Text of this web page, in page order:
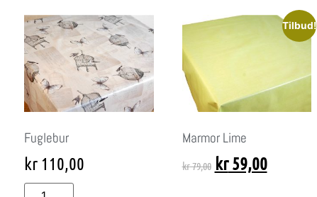
Fuglebur
kr 110,00
Tilbud!
Marmor Lime
kr79,00 kr59,00